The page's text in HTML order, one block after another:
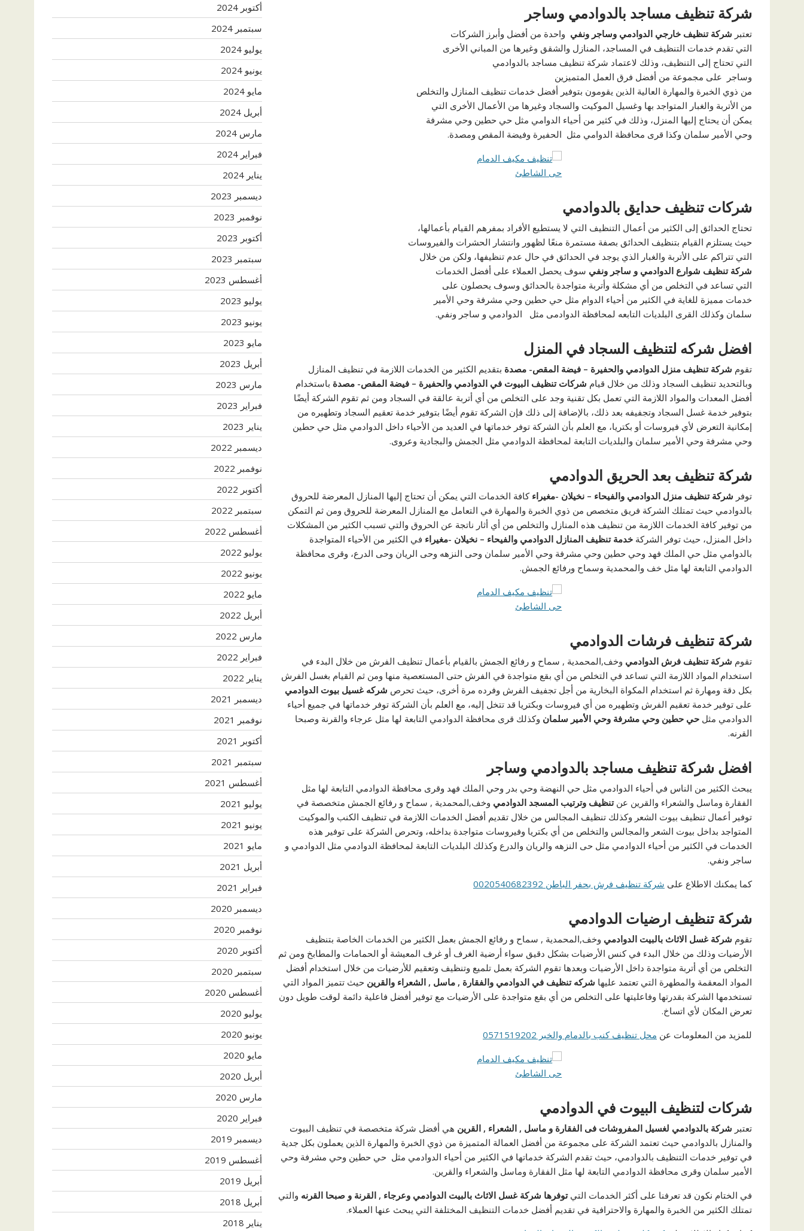
شركة تنظيف مساجد بالدوادمي وساجر
تعتبر شركة تنظيف خارجي الدوادمي وساجر ونفي واحدة من أفضل وأبرز الشركات
التي تقدم خدمات التنظيف في المساجد، المنازل والشقق وغيرها من المباني الأخرى
التي تحتاج إلى التنظيف، وذلك لاعتماد شركة تنظيف مساجد بالدوادمي
وساجر على مجموعة من أفضل فرق العمل المتميزين
من ذوي الخبرة والمهارة العالية الذين يقومون بتوفير أفضل خدمات تنظيف المنازل والتخلص
من الأتربة والغبار المتواجد بها وغسيل الموكيت والسجاد وغيرها من الأعمال الأخرى التي
يمكن أن يحتاج إليها المنزل، وذلك في كثير من أحياء الدوامي مثل حي حطين وحي مشرفة
وحي الأمير سلمان وكذا قرى محافظة الدوامي مثل الحفيرة وفيضة المقص ومصدة.
شركات تنظيف حدايق بالدوادمي
تحتاج الحدائق إلى الكثير من أعمال التنظيف التي لا يستطيع الأفراد بمفرهم القيام بأعمالها،
حيث يستلزم القيام بتنظيف الحدائق بصفة مستمرة منعًا لظهور وانتشار الحشرات والفيروسات
التي تتراكم على الأتربة والغبار الذي يوجد في الحدائق في حال عدم تنظيفها، ولكن من خلال
شركة تنظيف شوارع الدوادمي و ساجر ونفي سوف يحصل العملاء على أفضل الخدمات
التي تساعد في التخلص من أي مشكلة وأتربة متواجدة بالحدائق وسوف يحصلون على
خدمات مميزة للغاية في الكثير من أحياء الدوام مثل حي حطين وحي مشرفة وحي الأمير
سلمان وكذلك القرى البلديات التابعه لمحافظة الدوادمى مثل الدوادمي و ساجر ونفي.
افضل شركه لتنظيف السجاد في المنزل
تقوم شركة تنظيف منزل الدوادمي والحفيرة – فيضة المقص- مصدة بتقديم الكثير من الخدمات اللازمة في تنظيف المنازل
وبالتحديد تنظيف السجاد وذلك من خلال قيام شركات تنظيف البيوت في الدوادمي والحفيرة – فيضة المقص- مصدة باستخدام
أفضل المعدات والمواد اللازمة التي تعمل بكل تقنية وجد على التخلص من أي أتربة عالقة في السجاد ومن ثم تقوم الشركة أيضًا
بتوفير خدمة غسل السجاد وتجفيفه بعد ذلك، بالإضافة إلى ذلك فإن الشركة تقوم أيضًا بتوفير خدمة تعقيم السجاد وتطهيره من
إمكانية التعرض لأي فيروسات أو بكتريا، مع العلم بأن الشركة توفر خدماتها في العديد من الأحياء داخل الدوادمي مثل حي حطين
وحي مشرفة وحي الأمير سلمان والبلديات التابعة لمحافظة الدوادمي مثل الجمش والبجادية وعروى.
شركة تنظيف بعد الحريق الدوادمي
توفر شركة تنظيف منزل الدوادمي والفيحاء – نخيلان -مغيراء كافة الخدمات التي يمكن أن تحتاج إليها المنازل المعرضة للحروق
بالدوادمي حيث تمتلك الشركة فريق متخصص من ذوي الخبرة والمهارة في التعامل مع المنازل المعرضة للحروق ومن ثم التمكن
من توفير كافة الخدمات اللازمة من تنظيف هذه المنازل والتخلص من أي أثار ناتجة عن الحروق والتي تسبب الكثير من المشكلات
داخل المنزل، حيث توفر الشركة خدمة تنظيف المنازل الدوادمي والفيحاء – نخيلان -مغيراء في الكثير من الأحياء المتواجدة
بالدوامي مثل حي الملك فهد وحي حطين وحي مشرفة وحي الأمير سلمان وحى النزهه وحى الريان وحى الدرع، وقرى محافظة
الدوادمي التابعة لها مثل خف والمحمدية وسماح ورفائع الجمش.
شركة تنظيف فرشات الدوادمي
تقوم شركة تنظيف فرش الدوادمي وخف,المحمدية , سماح و رفائع الجمش بالقيام بأعمال تنظيف الفرش من خلال البدء في
استخدام المواد اللازمة التي تساعد في التخلص من أي بقع متواجدة في الفرش حتى المستعصية منها ومن ثم القيام بغسل الفرش
بكل دقة ومهارة ثم استخدام المكواة البخارية من أجل تجفيف الفرش وفرده مرة أخرى، حيث تحرص شركه غسيل بيوت الدوادمي
على توفير خدمة تعقيم الفرش وتطهيره من أي فيروسات وبكتريا قد تتخل إليه، مع العلم بأن الشركة توفر خدماتها في جميع أحياء
الدوادمي مثل حي حطين وحي مشرفة وحي الأمير سلمان وكذلك قرى محافظة الدوادمي التابعة لها مثل عرجاء والقرنة وصبحا
القرنه.
افضل شركة تنظيف مساجد بالدوادمي وساجر
يبحث الكثير من الناس في أحياء الدوادمي مثل حي النهضة وحي بدر وحي الملك فهد وقرى محافظة الدوادمي التابعة لها مثل
الفقارة وماسل والشعراء والقرين عنتنظيف وترتيب المسجد الدوادمي وخف,المحمدية , سماح و رفائع الجمش متخصصة في
توفير أعمال تنظيف بيوت الشعر وكذلك تنظيف المجالس من خلال تقديم أفضل الخدمات اللازمة في تنظيف الكنب والموكيت
المتواجد بداخل بيوت الشعر والمجالس والتخلص من أي بكتريا وفيروسات متواجدة بداخله، وتحرص الشركة على توفير هذه
الخدمات في الكثير من أحياء الدوادمي مثل حى النزهه والريان والدرع وكذلك البلديات التابعة لمحافظة الدوادمي مثل الدوادمي و
ساجر ونفي.
كما يمكنك الاطلاع على شركة تنظيف فرش بحفر الباطن 0020540682392
شركة تنظيف ارضيات الدوادمي
تقوم شركة غسل الاثاث بالبيت الدوادمي وخف,المحمدية , سماح و رفائع الجمش بعمل الكثير من الخدمات الخاصة بتنظيف
الأرضيات وذلك من خلال البدء في كنس الأرضيات بشكل دقيق سواء أرضية الغرف أو غرف المعيشة أو الحمامات والمطابخ ومن ثم
التخلص من أي أتربة متواجدة داخل الأرضيات وبعدها تقوم الشركة بعمل تلميع وتنظيف وتعقيم للأرضيات من خلال استخدام أفضل
المواد المعقمة والمطهرة التي تعتمد عليها شركه تنظيف في الدوادمي والفقارة , ماسل , الشعراء والقرين حيث تتميز المواد التي
تستخدمها الشركة بقدرتها وفاعليتها على التخلص من أي بقع متواجدة على الأرضيات مع توفير أفضل فاعلية دائمة لوقت طويل دون
تعرض المكان لأي اتساخ.
للمزيد من المعلومات عن محل تنظيف كنب بالدمام والخبر 0571519202
شركات لتنظيف البيوت في الدوادمي
تعتبر شركة بالدوادمي لغسيل المفروشات فى الفقارة و ماسل , الشعراء , القرين هي أفضل شركة متخصصة في تنظيف البيوت
والمنازل بالدوادمي حيث تعتمد الشركة على مجموعة من أفضل العمالة المتميزة من ذوي الخبرة والمهارة الذين يعملون بكل جدية
في توفير خدمات التنظيف بالدوادمي، حيث تقدم الشركة خدماتها في الكثير من أحياء الدوادمي مثل حي حطين وحي مشرفة وحي
الأمير سلمان وقرى محافظة الدوادمي التابعة لها مثل الفقارة وماسل والشعراء والقرين.
في الختام نكون قد تعرفنا على أكثر الخدمات التيتوفرها شركة غسل الاثاث بالبيت الدوادمي وعرجاء , القرنة و صبحا القرنه والتي
تمتلك الكثير من الخبرة والمهارة والاحترافية في تقديم أفضل خدمات التنظيف المختلفة التي يبحث عنها العملاء.
أكتوبر 2024
سبتمبر 2024
يوليو 2024
يونيو 2024
مايو 2024
أبريل 2024
مارس 2024
فبراير 2024
يناير 2024
ديسمبر 2023
نوفمبر 2023
أكتوبر 2023
سبتمبر 2023
أغسطس 2023
يوليو 2023
يونيو 2023
مايو 2023
أبريل 2023
مارس 2023
فبراير 2023
يناير 2023
ديسمبر 2022
نوفمبر 2022
أكتوبر 2022
سبتمبر 2022
أغسطس 2022
يوليو 2022
يونيو 2022
مايو 2022
أبريل 2022
مارس 2022
فبراير 2022
يناير 2022
ديسمبر 2021
نوفمبر 2021
أكتوبر 2021
سبتمبر 2021
أغسطس 2021
يوليو 2021
يونيو 2021
مايو 2021
أبريل 2021
فبراير 2021
ديسمبر 2020
نوفمبر 2020
أكتوبر 2020
سبتمبر 2020
أغسطس 2020
يوليو 2020
يونيو 2020
مايو 2020
أبريل 2020
مارس 2020
فبراير 2020
ديسمبر 2019
أغسطس 2019
أبريل 2019
أبريل 2018
يناير 2018